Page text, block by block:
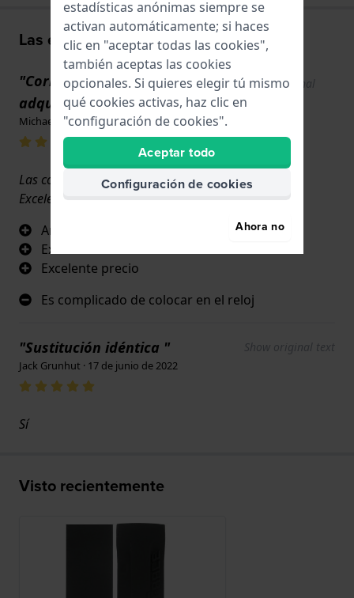
Las experiencias de los usuarios
"Correas de recambio
adquiridas"
Show original
text
Michael · hace 1 semana
Las correas eran artículos originales del fabricante.
Excelente precio. Entrega rápida.
Artículo original del fabricante
Excelente calidad
Excelente precio
Es complicado de colocar en el reloj
"Sustitución idéntica " Show original text
Jack Grunhut · 17 de junio de 2022
Sí
Visto recientemente
estadísticas anónimas siempre se
activan automáticamente; si haces
clic en "aceptar todas las cookies",
también aceptas las cookies
opcionales. Si quieres elegir tú mismo
qué cookies activas, haz clic en
"configuración de cookies".
Aceptar todo
Configuración de cookies
Ahora no